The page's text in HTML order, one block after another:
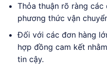
Thỏa thuận rõ ràng các
phương thức vận
Đối với các đơn hàng
hợp đồng cam kết
tin cậy.